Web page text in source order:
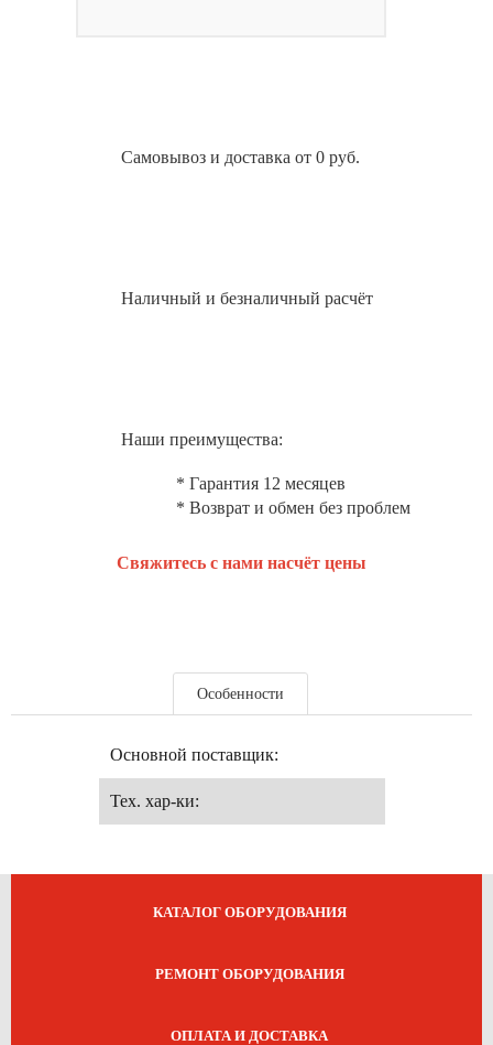
Самовывоз и доставка от 0 руб.
Наличный и безналичный расчёт
Наши преимущества:
* Гарантия 12 месяцев
* Возврат и обмен без проблем
Свяжитесь с нами насчёт цены
Особенности
Основной поставщик:
Тех. хар-ки:
КАТАЛОГ ОБОРУДОВАНИЯ
РЕМОНТ ОБОРУДОВАНИЯ
ОПЛАТА И ДОСТАВКА